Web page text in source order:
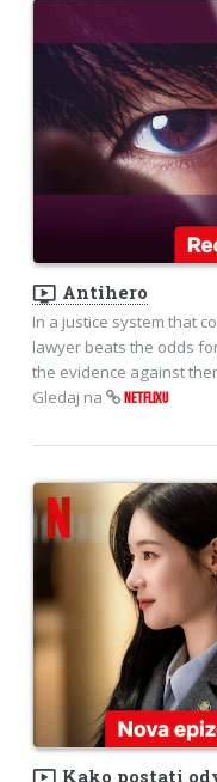
ondemand_video Antihero
In a justice system that
lawyer beats the odds
the evidence against
Gledaj na
NETFLIXU
Kako postati